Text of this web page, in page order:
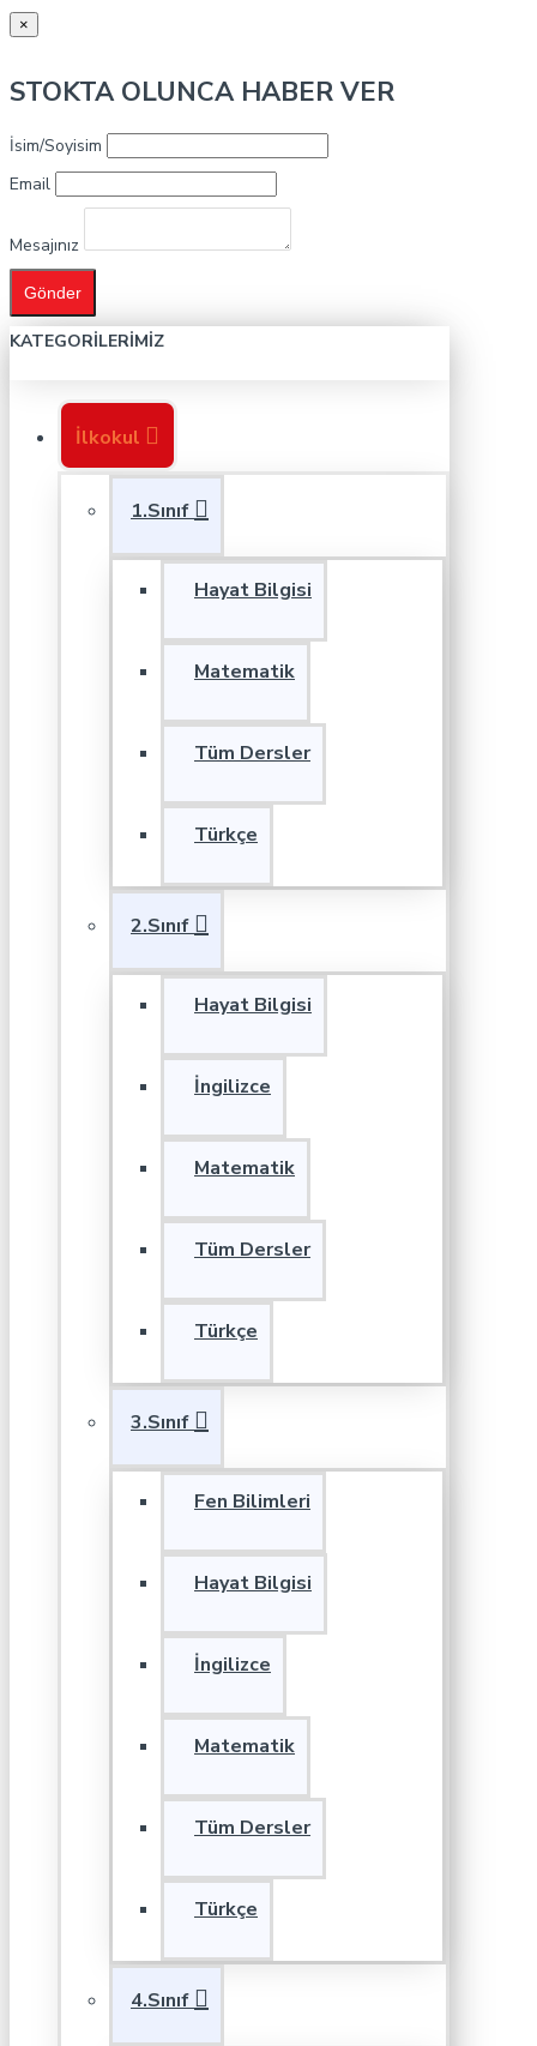
×
STOKTA OLUNCA HABER VER
İsim/Soyisim
Email
Mesajınız
Gönder
KATEGORILERIMIZ
İlkokul
1.Sınıf
Hayat Bilgisi
Matematik
Tüm Dersler
Türkçe
2.Sınıf
Hayat Bilgisi
İngilizce
Matematik
Tüm Dersler
Türkçe
3.Sınıf
Fen Bilimleri
Hayat Bilgisi
İngilizce
Matematik
Tüm Dersler
Türkçe
4.Sınıf